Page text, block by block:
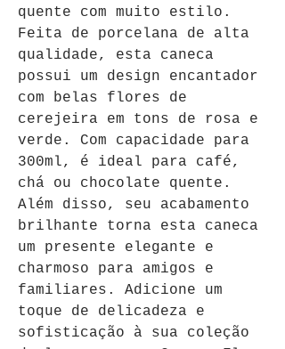
quente com muito estilo.
Feita de porcelana de alta
qualidade, esta caneca
possui um design encantador
com belas flores de
cerejeira em tons de rosa e
verde. Com capacidade para
300ml, é ideal para café,
chá ou chocolate quente.
Além disso, seu acabamento
brilhante torna esta caneca
um presente elegante e
charmoso para amigos e
familiares. Adicione um
toque de delicadeza e
sofisticação à sua coleção